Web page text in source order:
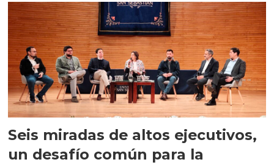
Seis miradas de altos ejecutivos,
un desafío común para la